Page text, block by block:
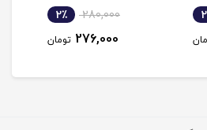
280,000 2٪
276,000 تومان